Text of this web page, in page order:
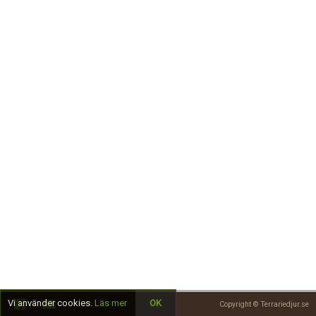
Copyright © Terrariedjur.se
Vi använder cookies. Läs mer OK